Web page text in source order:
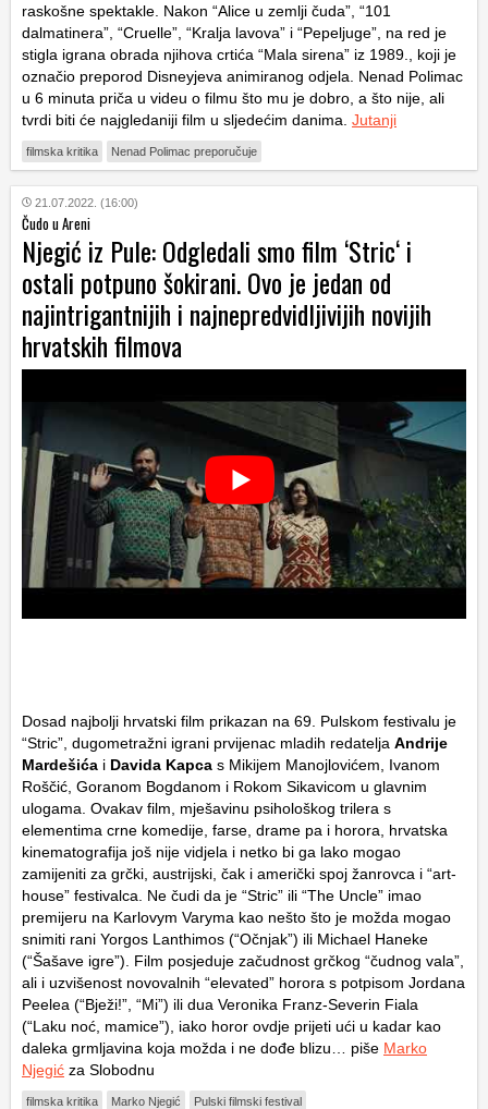
raskošne spektakle. Nakon “Alice u zemlji čuda”, “101
dalmatinera”, “Cruelle”, “Kralja lavova” i “Pepeljuge”, na red je
stigla igrana obrada njihova crtića “Mala sirena” iz 1989., koji je
označio preporod Disneyjeva animiranog odjela. Nenad Polimac
u 6 minuta priča u videu o filmu što mu je dobro, a što nije, ali
tvrdi biti će najgledaniji film u sljedećim danima. Jutanji
filmska kritika Nenad Polimac preporučuje
21.07.2022. (16:00)
Čudo u Areni
Njegić iz Pule: Odgledali smo film ‘Stric‘ i
ostali potpuno šokirani. Ovo je jedan od
najintrigantnijih i najnepredvidljivijih novijih
hrvatskih filmova
Dosad najbolji hrvatski film prikazan na 69. Pulskom festivalu je
“Stric”, dugometražni igrani prvijenac mladih redatelja Andrije
Mardešića i Davida Kapca s Mikijem Manojlovićem, Ivanom
Roščić, Goranom Bogdanom i Rokom Sikavicom u glavnim
ulogama. Ovakav film, mješavinu psihološkog trilera s
elementima crne komedije, farse, drame pa i horora, hrvatska
kinematografija još nije vidjela i netko bi ga lako mogao
zamijeniti za grčki, austrijski, čak i američki spoj žanrovca i “art-
house” festivalca. Ne čudi da je “Stric” ili “The Uncle” imao
premijeru na Karlovym Varyma kao nešto što je možda mogao
snimiti rani Yorgos Lanthimos (“Očnjak”) ili Michael Haneke
(“Šašave igre”). Film posjeduje začudnost grčkog “čudnog vala”,
ali i uzvišenost novovalnih “elevated” horora s potpisom Jordana
Peelea (“Bježi!”, “Mi”) ili dua Veronika Franz-Severin Fiala
(“Laku noć, mamice”), iako horor ovdje prijeti ući u kadar kao
daleka grmljavina koja možda i ne dođe blizu… piše Marko
Njegić za Slobodnu
filmska kritika Marko Njegić Pulski filmski festival